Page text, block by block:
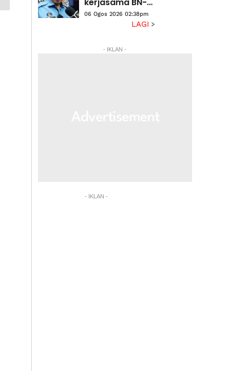
PN di Melaka
06 Ogos 2026 02:38pm
LAGI
- IKLAN -
- IKLAN -